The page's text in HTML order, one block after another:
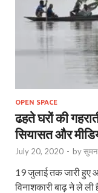
OPEN SPACE
ढहते घरों की
सियासत और
July 20, 2020 - byसुमन
19 जुलाई तक जारी हुए
विनाशकारी बाढ़ ने ले